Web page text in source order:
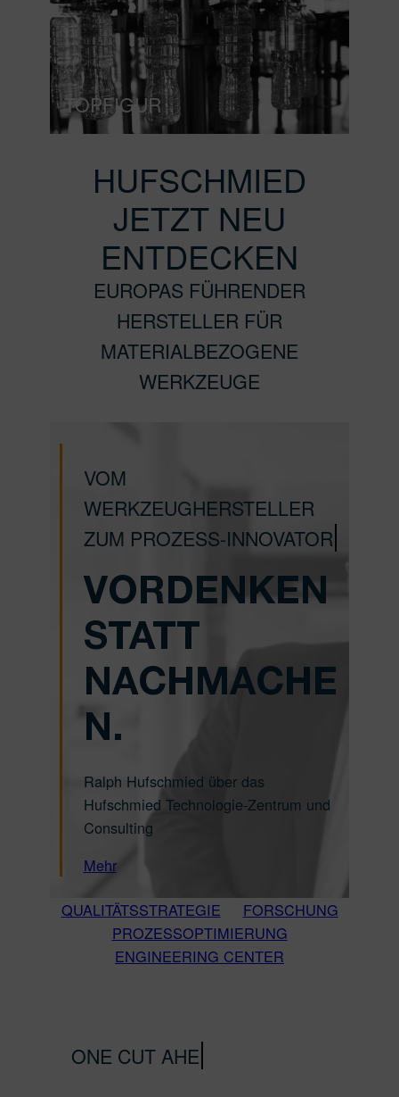
TOPFIGUR
HUFSCHMIED
JETZT NEU
ENTDECKEN
EUROPAS FÜHRENDER
HERSTELLER FÜR
MATERIALBEZOGENE
WERKZEUGE
VOM
WERKZEUGHERSTELLER
ZUM PROZESS-INNOVATOR
VORDENKEN
STATT
NACHMACHE
N.
Ralph Hufschmied über das
Hufschmied Technologie-Zentrum und
Consulting
Mehr
QUALITÄTSSTRATEGIE
FORSCHUNG
PROZESSOPTIMIERUNG
ENGINEERING CENTER
ONE CUT AHEAD